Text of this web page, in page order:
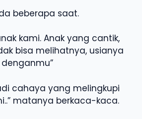
beberapa saat.
kami. Anak yang cantik,
bisa melihatnya, usianya
cahaya yang melingkupi
matanya berkaca-kaca.